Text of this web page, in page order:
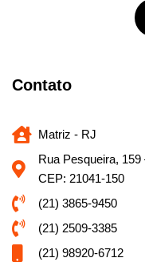
Contato
Matriz - RJ
Rua Pesqueira,
CEP: 21041-150
(21) 3865-9450
(21) 2509-3385
(21) 98920-6712